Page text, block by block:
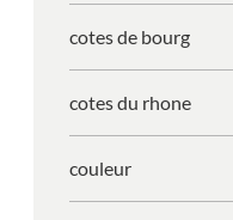
cotes de bourg
cotes du rhone
couleur